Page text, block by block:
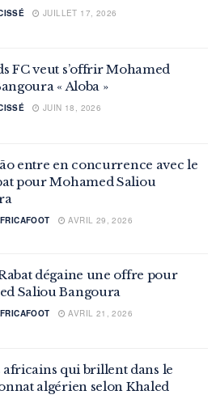
JUILLET 17, 2026
FC veut s’offrir Mohamed
« Aloba »
JUIN 18, 2026
entre en concurrence avec le
pour Mohamed Saliou
AVRIL 29, 2026
dégaine une offre pour
Saliou Bangoura
AVRIL 21, 2026
africains qui brillent dans le
algérien selon Khaled